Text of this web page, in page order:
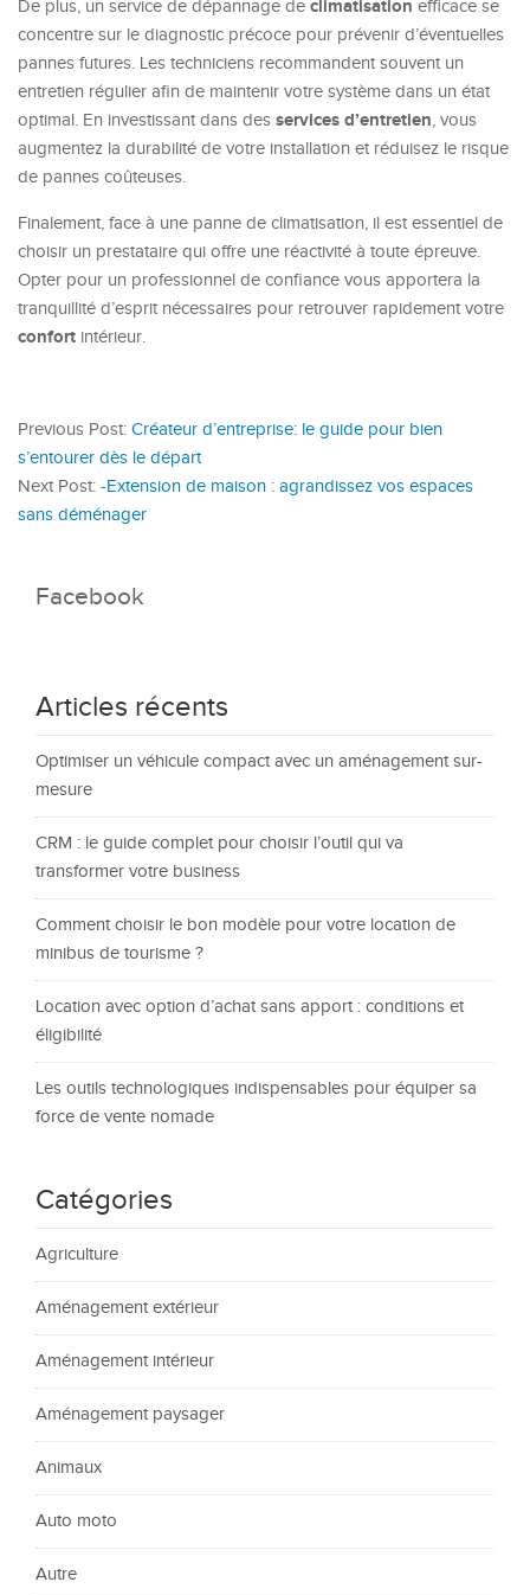
De plus, un service de dépannage de climatisation efficace se
concentre sur le diagnostic précoce pour prévenir d’éventuelles
pannes futures. Les techniciens recommandent souvent un
entretien régulier afin de maintenir votre système dans un état
optimal. En investissant dans des services d’entretien, vous
augmentez la durabilité de votre installation et réduisez le risque
de pannes coûteuses.
Finalement, face à une panne de climatisation, il est essentiel de
choisir un prestataire qui offre une réactivité à toute épreuve.
Opter pour un professionnel de confiance vous apportera la
tranquillité d’esprit nécessaires pour retrouver rapidement votre
confort intérieur.
Previous Post: Créateur d’entreprise: le guide pour bien
s’entourer dès le départ
Next Post: -Extension de maison : agrandissez vos espaces
sans déménager
Facebook
Articles récents
Optimiser un véhicule compact avec un aménagement sur-
mesure
CRM : le guide complet pour choisir l’outil qui va
transformer votre business
Comment choisir le bon modèle pour votre location de
minibus de tourisme ?
Location avec option d’achat sans apport : conditions et
éligibilité
Les outils technologiques indispensables pour équiper sa
force de vente nomade
Catégories
Agriculture
Aménagement extérieur
Aménagement intérieur
Aménagement paysager
Animaux
Auto moto
Autre